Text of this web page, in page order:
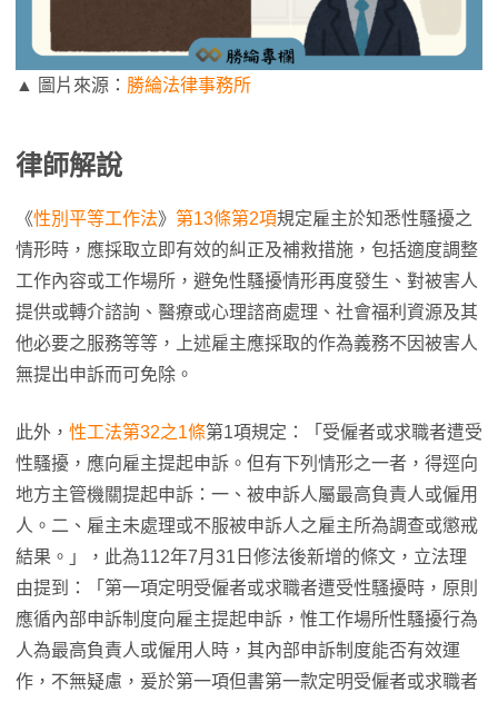
▲ 圖片來源： 勝綸法律事務所
律師解說
《性別平等工作法》 第13條第2項規定雇主於知悉性騷擾之
情形時，應採取立即有效的糾正及補救措施，包括適度調整
工作內容或工作場所，避免性騷擾情形再度發生、對被害人
提供或轉介諮詢、醫療或心理諮商處理、社會福利資源及其
他必要之服務等等，上述雇主應採取的作為義務不因被害人
無提出申訴而可免除。
此外， 性工法第32之1條第1項規定：「受僱者或求職者遭受
性騷擾，應向雇主提起申訴。但有下列情形之一者，得逕向
地方主管機關提起申訴：一、被申訴人屬最高負責人或僱用
人。二、雇主未處理或不服被申訴人之雇主所為調查或懲戒
結果。」，此為112年7月31日修法後新增的條文，立法理
由提到：「第一項定明受僱者或求職者遭受性騷擾時，原則
應循內部申訴制度向雇主提起申訴，惟工作場所性騷擾行為
人為最高負責人或僱用人時，其內部申訴制度能否有效運
作，不無疑慮，爰於第一項但書第一款定明受僱者或求職者